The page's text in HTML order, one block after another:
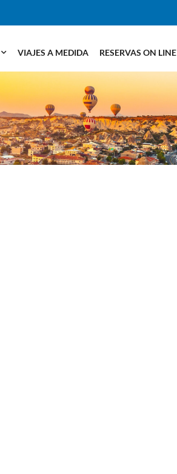
VIAJES A MEDIDA RESERVAS ON LINE